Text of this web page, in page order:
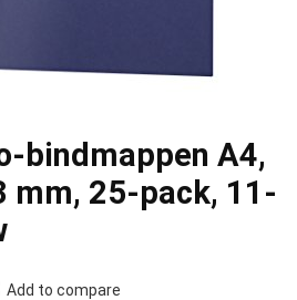
bindmappen A4,
mm, 25-pack, 11-
Add to compare